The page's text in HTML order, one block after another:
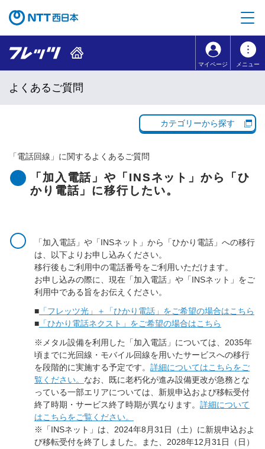
コンテンツのリンクナビゲーションへ移動
マイページ メニュー
よくあるご質問
カテゴリーから探す
「電話回線 」に関するよくあるご質問
「加入電話」や「INSネット」から「ひ
かり電話」に移行したい。
「加入電話」や「INSネット」から「ひかり電話」への移行
は、以下よりお申し込みください。
移行後もご利用中の電話番号をご利用いただけます。
お申し込みの際に、現在「加入電話」や「INSネット」をご
利用中である旨をお伝えください。
■ 「フレッツ光」＋「ひかり電話」をご希望の場合はこちら
■ 「ひかり電話ネクスト」をご希望の場合はこちら
※メタル設備を利用した「加入電話」については、2035年
頃までに光回線・モバイル回線を用いたサービスへの移行
を段階的に実施する予定です。 詳細についてはこちらをご
覧ください。 なお、既に老朽化が進み設備更改が急務とな
っている一部エリアについては、新規申込および移転受付
終了時期・サービス終了時期が異なります。 詳細について
はこちらをご覧ください。
※「INSネット」は、2024年8月31日（土）に新規申込およ
び移転受付を終了しました。また、2028年12月31日（日）